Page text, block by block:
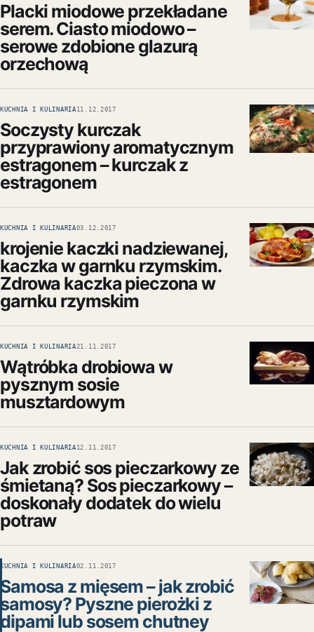
Placki miodowe przekładane
serem. Ciasto miodowo –
serowe zdobione glazurą
orzechową
KUCHNIA I KULINARIA 11.12.2017
Soczysty kurczak
przyprawiony aromatycznym
estragonem – kurczak z
estragonem
KUCHNIA I KULINARIA03.12.2017
krojenie kaczki nadziewanej,
kaczka w garnku rzymskim.
Zdrowa kaczka pieczona w
garnku rzymskim
KUCHNIA I KULINARIA21.11.2017
Wątróbka drobiowa w
pysznym sosie
musztardowym
KUCHNIA I KULINARIA 12.11.2017
Jak zrobić sos pieczarkowy ze
śmietaną? Sos pieczarkowy –
doskonały dodatek do wielu
potraw
KUCHNIA I KULINARIA02.11.2017
Samosa z mięsem – jak zrobić
samosy? Pyszne pierożki z
dipami lub sosem chutney